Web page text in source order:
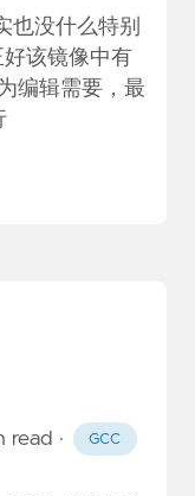
也没什么特别
该镜像中有
编辑需要，最
read · GCC